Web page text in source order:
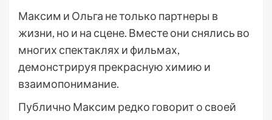
Максим и Ольга не только партнеры в
жизни, но и на сцене. Вместе они снялись во
многих спектаклях и фильмах,
демонстрируя прекрасную химию и
взаимопонимание.
Публично Максим редко говорит о своей